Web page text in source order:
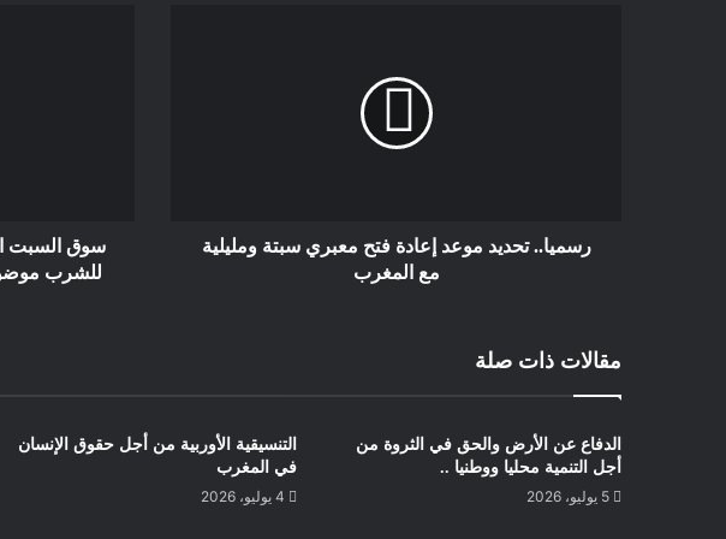
رسميا.. تحديد موعد إعادة فتح معبري سبتة ومليلية
مع المغرب
سوق السبت
للشرب
مقالات ذات صلة
الدفاع عن الأرض والحق في الثروة من
أجل التنمية محليا ووطنيا ..
5 يوليو، 2026
التنسيقية الأوربية من أجل حقوق الإنسان
في المغرب
4 يوليو، 2026